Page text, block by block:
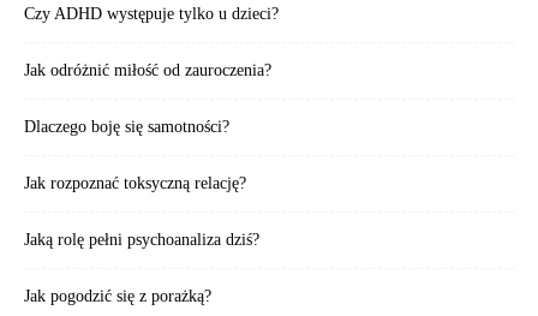
Czy ADHD występuje tylko u dzieci?
Jak odróżnić miłość od zauroczenia?
Dlaczego boję się samotności?
Jak rozpoznać toksyczną relację?
Jaką rolę pełni psychoanaliza dziś?
Jak pogodzić się z porażką?